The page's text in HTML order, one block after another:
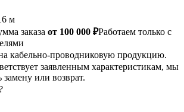
м
заказа от 100 000 ₽Работаем только с
кабельно-проводниковую продукцию.
заявленным характеристикам, мы
или возврат.